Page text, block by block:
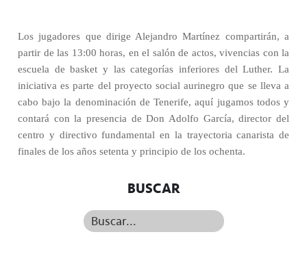
Los jugadores que dirige Alejandro Martínez compartirán, a
partir de las 13:00 horas, en el salón de actos, vivencias con la
escuela de basket y las categorías inferiores del Luther. La
iniciativa es parte del proyecto social aurinegro que se lleva a
cabo bajo la denominación de Tenerife, aquí jugamos todos y
contará con la presencia de Don Adolfo García, director del
centro y directivo fundamental en la trayectoria canarista de
finales de los años setenta y principio de los ochenta.
BUSCAR
Buscar...